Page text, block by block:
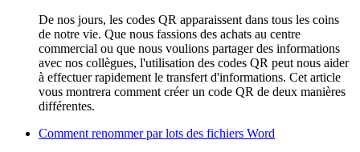
De nos jours, les codes QR apparaissent dans tous les coins
de notre vie. Que nous fassions des achats au centre
commercial ou que nous voulions partager des informations
avec nos collègues, l'utilisation des codes QR peut nous aider
à effectuer rapidement le transfert d'informations. Cet article
vous montrera comment créer un code QR de deux manières
différentes.
Comment renommer par lots des fichiers Word